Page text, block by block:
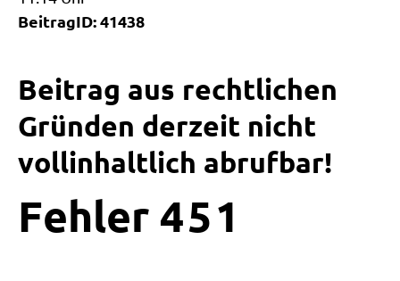
BeitragID: 41438
Beitrag aus rechtlichen
Gründen derzeit nicht
vollinhaltlich abrufbar!
Fehler 4 5 1